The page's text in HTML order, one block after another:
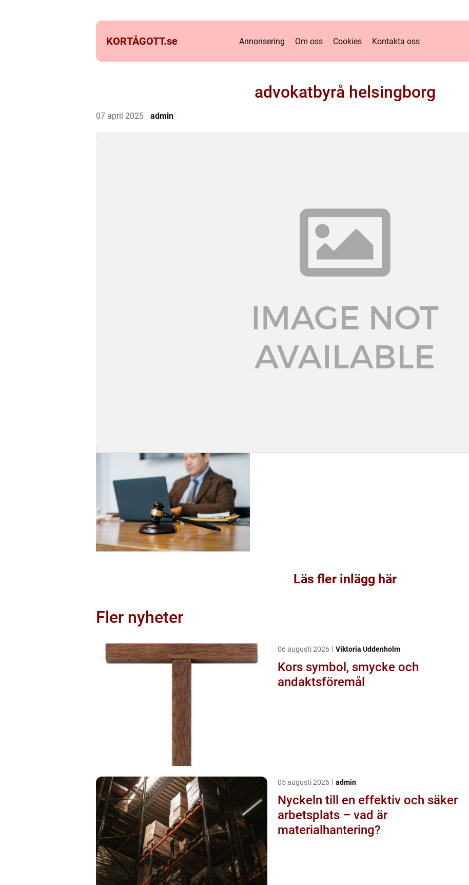
KORTÅGOTT.se Annonsering Om oss Cookies Kontakta oss
advokatbyrå helsingborg
07 april 2025 admin
Läs fler inlägg här
Fler nyheter
06 augusti 2026 Viktoria Uddenholm
Kors symbol, smycke och
andaktsföremål
05 augusti 2026 admin
Nyckeln till en effektiv och säker
arbetsplats – vad är
materialhantering?